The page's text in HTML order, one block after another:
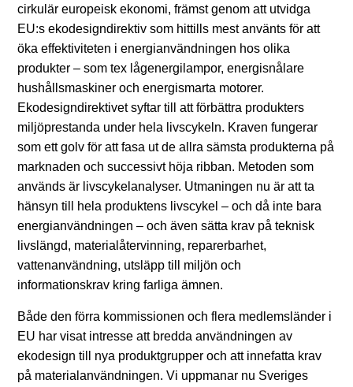
cirkulär europeisk ekonomi, främst genom att utvidga
EU:s ekodesigndirektiv som hittills mest använts för att
öka effektiviteten i energianvändningen hos olika
produkter – som tex lågenergilampor, energisnålare
hushållsmaskiner och energismarta motorer.
Ekodesigndirektivet syftar till att förbättra produkters
miljöprestanda under hela livscykeln. Kraven fungerar
som ett golv för att fasa ut de allra sämsta produkterna på
marknaden och successivt höja ribban. Metoden som
används är livscykelanalyser. Utmaningen nu är att ta
hänsyn till hela produktens livscykel – och då inte bara
energianvändningen – och även sätta krav på teknisk
livslängd, materialåtervinning, reparerbarhet,
vattenanvändning, utsläpp till miljön och
informationskrav kring farliga ämnen.
Både den förra kommissionen och flera medlemsländer i
EU har visat intresse att bredda användningen av
ekodesign till nya produktgrupper och att innefatta krav
på materialanvändningen. Vi uppmanar nu Sveriges